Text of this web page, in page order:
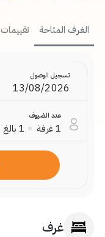
الغرف المتاحة تقييمات
تسجيل الوصول
عدد الضيوف
1غرفة 1 بالغ
غرف